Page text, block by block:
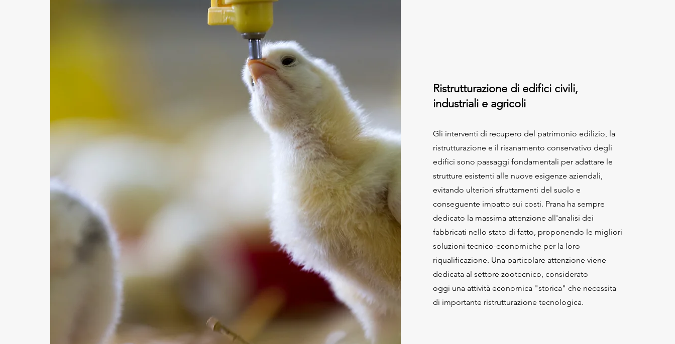
Ristrutturazione di edifici civili,
industriali e agricoli
Gli interventi di recupero del patrimonio edilizio, la
ristrutturazione e il risanamento conservativo degli
edifici sono passaggi fondamentali per adattare le
strutture esistenti alle nuove esigenze aziendali,
evitando ulteriori sfruttamenti del suolo e
conseguente impatto sui costi. Prana ha sempre
dedicato la massima attenzione all'analisi dei
fabbricati nello stato di fatto, proponendo le migliori
soluzioni tecnico-economiche per la loro
riqualificazione. Una particolare attenzione viene
dedicata al settore zootecnico, considerato
oggi una attività economica "storica" che necessita
di importante ristrutturazione tecnologica.